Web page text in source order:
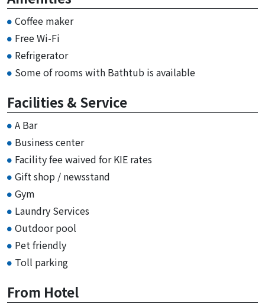
Coffee maker
Free Wi-Fi
Refrigerator
Some of rooms with Bathtub is available
Facilities & Service
A Bar
Business center
Facility fee waived for KIE rates
Gift shop / newsstand
Gym
Laundry Services
Outdoor pool
Pet friendly
Toll parking
From Hotel